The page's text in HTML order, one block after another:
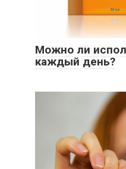
Можно ли
каждый день?